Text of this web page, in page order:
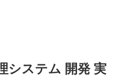
システム 開発 実